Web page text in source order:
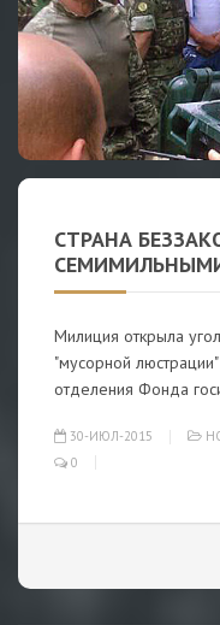
СТРАНА
Милиция открыла
"мусорной
отделения Фонда
30-ИЮЛ-2015
0